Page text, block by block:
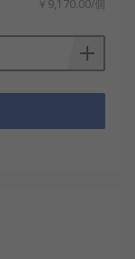
￥9,170.00/個